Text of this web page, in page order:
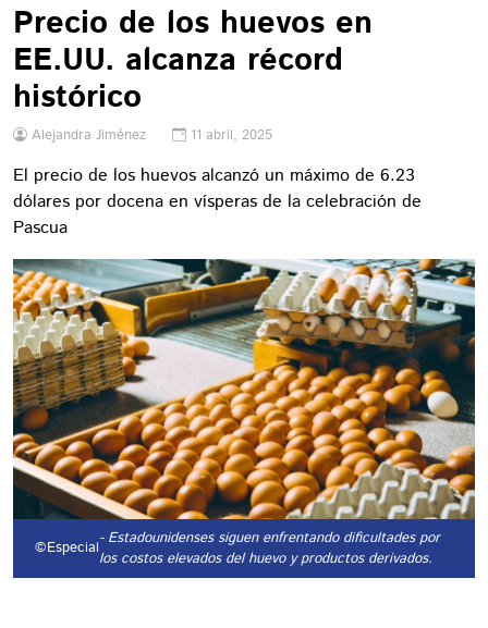
Precio de los huevos en
EE.UU. alcanza récord
histórico
Alejandra Jiménez 11 abril, 2025
El precio de los huevos alcanzó un máximo de 6.23
dólares por docena en vísperas de la celebración de
Pascua
©Especial- Estadounidenses siguen enfrentando dificultades por
los costos elevados del huevo y productos derivados.